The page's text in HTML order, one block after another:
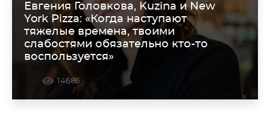
Евгения Головкова, Kuzina и New
York Pizza: «Когда наступают
тяжелые времена, твоими
слабостями обязательно кто-то
воспользуется»
14686